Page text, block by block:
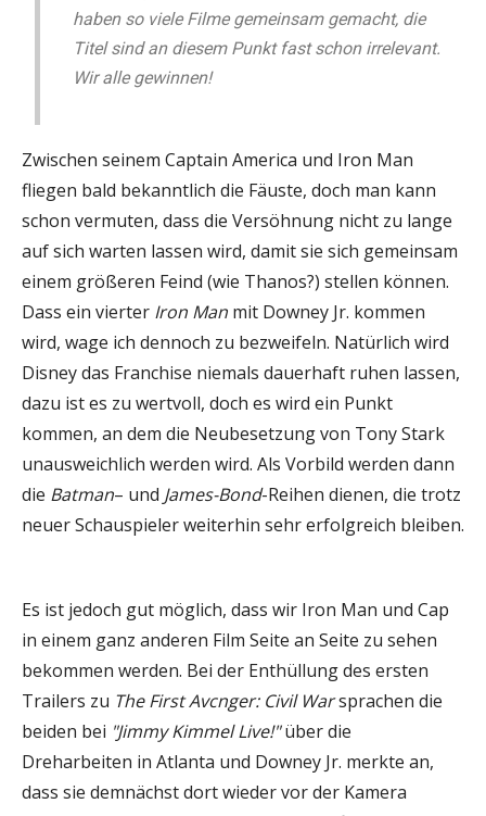
haben so viele Filme gemeinsam gemacht, die
Titel sind an diesem Punkt fast schon irrelevant.
Wir alle gewinnen!
Zwischen seinem Captain America und Iron Man
fliegen bald bekanntlich die Fäuste, doch man kann
schon vermuten, dass die Versöhnung nicht zu lange
auf sich warten lassen wird, damit sie sich gemeinsam
einem größeren Feind (wie Thanos?) stellen können.
Dass ein vierter Iron Man mit Downey Jr. kommen
wird, wage ich dennoch zu bezweifeln. Natürlich wird
Disney das Franchise niemals dauerhaft ruhen lassen,
dazu ist es zu wertvoll, doch es wird ein Punkt
kommen, an dem die Neubesetzung von Tony Stark
unausweichlich werden wird. Als Vorbild werden dann
die Batman– und James-Bond-Reihen dienen, die trotz
neuer Schauspieler weiterhin sehr erfolgreich bleiben.
Es ist jedoch gut möglich, dass wir Iron Man und Cap
in einem ganz anderen Film Seite an Seite zu sehen
bekommen werden. Bei der Enthüllung des ersten
Trailers zu The First Avcnger: Civil Warsprachen die
beiden bei "Jimmy Kimmel Live!"über die
Dreharbeiten in Atlanta und Downey Jr. merkte an,
dass sie demnächst dort wieder vor der Kamera